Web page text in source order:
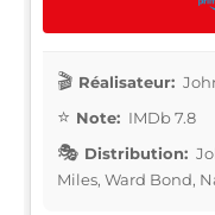
Réalisateur:
Note: IMDb 7.8
Distribution:
Miles, Ward Bond,